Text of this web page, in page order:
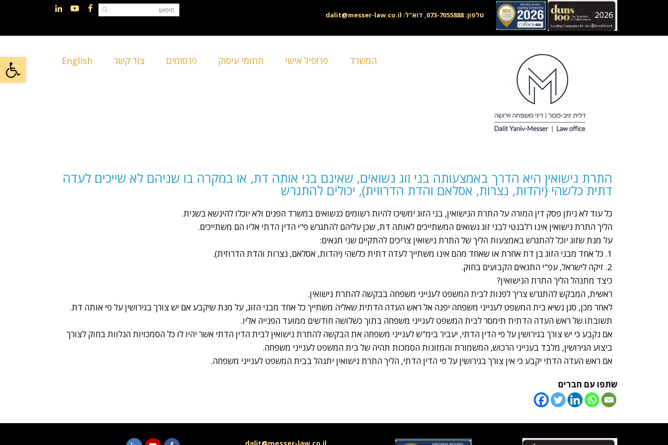
טלפון: 073-7055888, דוא"ל: dalit@messer-law.co.il
Facebook
המשרד פרופיל אישי תחומי עיסוק פרסומים צור קשר English
התרת נישואין היא הדרך באמצעותה בני זוג נשואים, שאינם בני אותה דת, או במקרה בו שניהם לא שייכים לעדה
דתית כלשהי (יהדות, נצרות, אסלאם והדת הדרוזית), יכולים להתגרש
כל עוד לא ניתן פסק דין המורה על התרת הנישואין, בני הזוג ימשיכו להיות רשומים כנשואים במשרד הפנים ולא יוכלו להינשא בשנית.
הליך התרת נישואין אינו רלבנטי לבני זוג נשואים המשתייכים לאותה דת, שכן עליהם להתגרש פ"י הדין הדתי אליו הם משתייכים.
על מנת שזוג יוכל להתגרש באמצעות הליך של התרת נישואין צריכים להתקיים שני תנאים:
1. כל אחד מבני הזוג בן דת אחרת או שאחד מהם אינו משתייך לעדה דתית כלשהי (יהדות, אסלאם, נצרות והדת הדרוזית).
2. זיקה לישראל, עפ"י התנאים הקבועים בחוק.
כיצד מתנהל הליך התרת הנישואין?
ראשית, המבקש להתגרש צריך לפנות לבית המשפט לענייני משפחה בבקשה להתרת נישואין.
לאחר מכן, סגן נשיא בית המשפט לענייני משפחה יפנה אל ראש העדה הדתית שאליה משתייך כל אחד מבני הזוג, על מנת שיקבע אם יש צורך בגירושין על פי אותה דת.
תשובתו של ראש העדה הדתית תימסר לבית המשפט לענייני משפחה בתוך כשלושה חודשים ממועד הפנייה אליו.
אם נקבע כי יש צורך בגירושין על פי הדין הדתי, יעביר בימ"ש לענייני משפחה את הבקשה להתרת נישואין לבית הדין הדתי אשר יהיו לו כל הסמכויות הנלוות בחוק לצורך
ביצוע הגירושין, מלבד בענייני הרכוש, המשמורת והמזונות הסמכות תהיה של בית המשפט לענייני משפחה.
אם ראש העדה הדתי יקבע כי אין צורך בגירושין על פי הדין הדתי, הליך התרת נישואין יתנהל בבית המשפט לענייני משפחה.
שתפו עם חברים